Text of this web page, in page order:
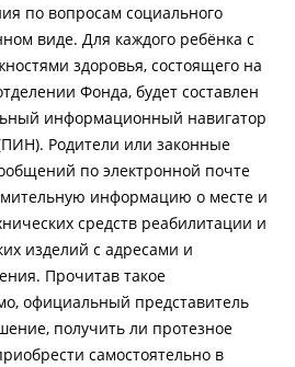
по вопросам социального
виде. Для каждого ребёнка с
здоровья, состоящего на
Фонда, будет составлен
информационный навигатор
Родители или законные
по электронной почте
информацию о месте и
средств реабилитации и
изделий с адресами и
Прочитав такое
официальный представитель
получить ли протезное
самостоятельно в